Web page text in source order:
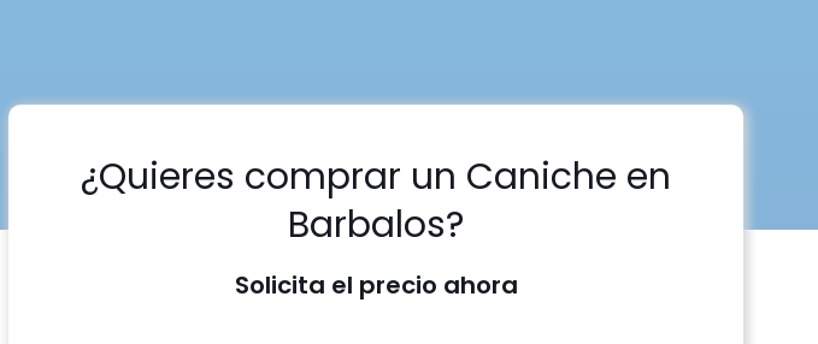
¿Quieres comprar un Caniche en
Barbalos?
Solicita el precio ahora